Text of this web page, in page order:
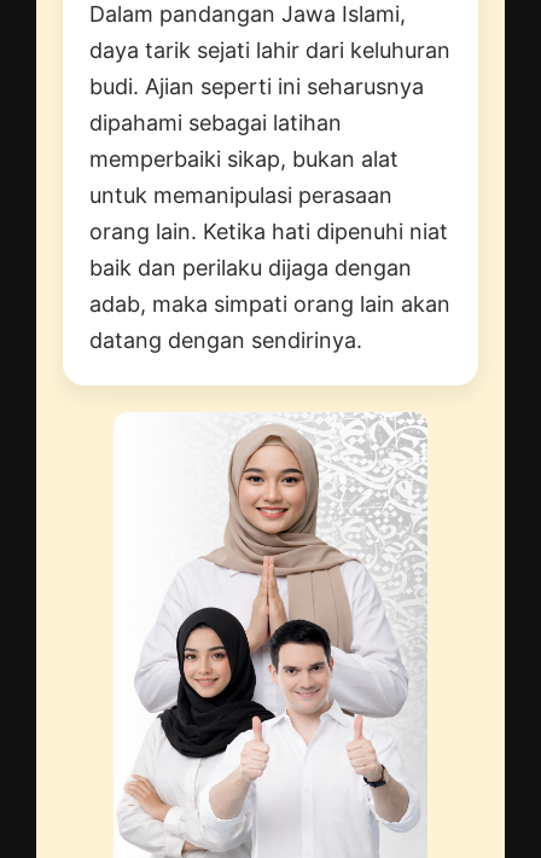
Dalam pandangan Jawa Islami,
daya tarik sejati lahir dari keluhuran
budi. Ajian seperti ini seharusnya
dipahami sebagai latihan
memperbaiki sikap, bukan alat
untuk memanipulasi perasaan
orang lain. Ketika hati dipenuhi niat
baik dan perilaku dijaga dengan
adab, maka simpati orang lain akan
datang dengan sendirinya.